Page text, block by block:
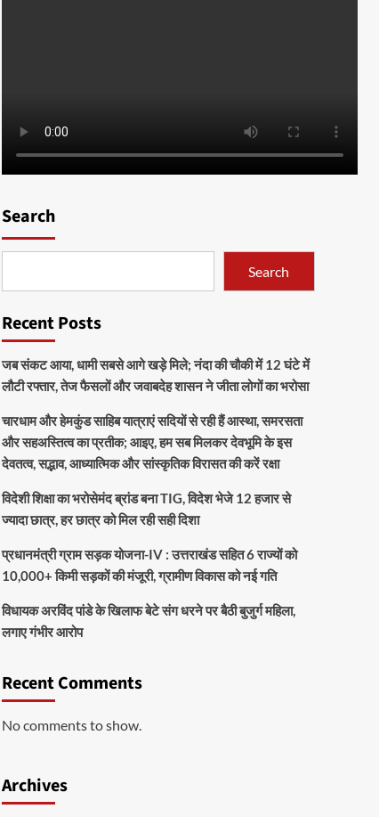
Search
Search
Recent Posts
जब संकट आया, धामी सबसे आगे खड़े मिले; नंदा की चौकी में 12 घंटे में
लौटी रफ्तार, तेज फैसलों और जवाबदेह शासन ने जीता लोगों का भरोसा
चारधाम और हेमकुंड साहिब यात्राएं सदियों से रही हैं आस्था, समरसता
और सहअस्तित्व का प्रतीक; आइए, हम सब मिलकर देवभूमि के इस
देवतत्व, सद्भाव, आध्यात्मिक और सांस्कृतिक विरासत की करें रक्षा
विदेशी शिक्षा का भरोसेमंद ब्रांड बना TIG, विदेश भेजे 12 हजार से
ज्यादा छात्र, हर छात्र को मिल रही सही दिशा
प्रधानमंत्री ग्राम सड़क योजना-IV : उत्तराखंड सहित 6 राज्यों को
10,000+ किमी सड़कों की मंजूरी, ग्रामीण विकास को नई गति
विधायक अरविंद पांडे के खिलाफ बेटे संग धरने पर बैठी बुजुर्ग महिला,
लगाए गंभीर आरोप
Recent Comments
No comments to show.
Archives